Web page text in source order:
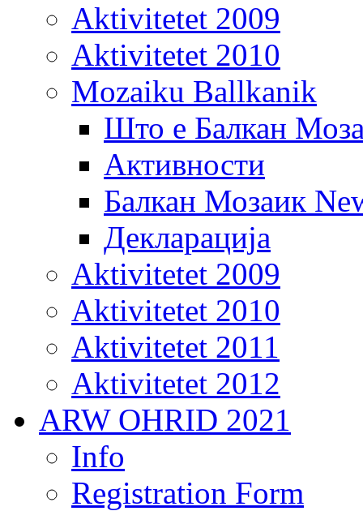
Aktivitetet 2009
Aktivitetet 2010
Mozaiku Ballkanik
Што е Балкан
Активности
Балкан Мозаик
Декларација
Aktivitetet 2009
Aktivitetet 2010
Aktivitetet 2011
Aktivitetet 2012
ARW OHRID 2021
Info
Registration Form